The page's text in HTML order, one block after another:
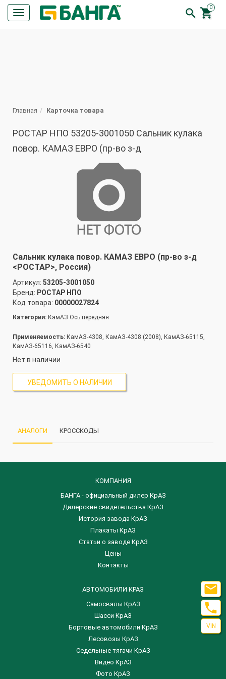
Кнопка
меню
0


Главная Карточка товара
РОСТАР НПО 53205-3001050 Сальник кулака
повор. КАМАЗ ЕВРО (пр-во з-д
Сальник кулака повор. КАМАЗ ЕВРО (пр-во з-д
<РОСТАР>, Россия)
Артикул: 53205-3001050
Бренд: РОСТАР НПО
Код товара: 00000027824
Категории: КамАЗ Ось передняя
Применяемость: КамАЗ-4308, КамАЗ-4308 (2008), КамАЗ-65115,
КамАЗ-65116, КамАЗ-6540
Нет в наличии
УВЕДОМИТЬ О НАЛИЧИИ
АНАЛОГИ КРОССКОДЫ
КОМПАНИЯ
БАНГА - официальный дилер КрАЗ
Дилерские свидетельства КрАЗ
История завода КрАЗ
Плакаты КрАЗ
Статьи о заводе КрАЗ
Цены
Контакты
АВТОМОБИЛИ КРАЗ
Самосвалы КрАЗ
Шасси КрАЗ
Бортовые автомобили КрАЗ
Лесовозы КрАЗ
Седельные тягачи КрАЗ
Видео КрАЗ
Фото КрАЗ


VIN